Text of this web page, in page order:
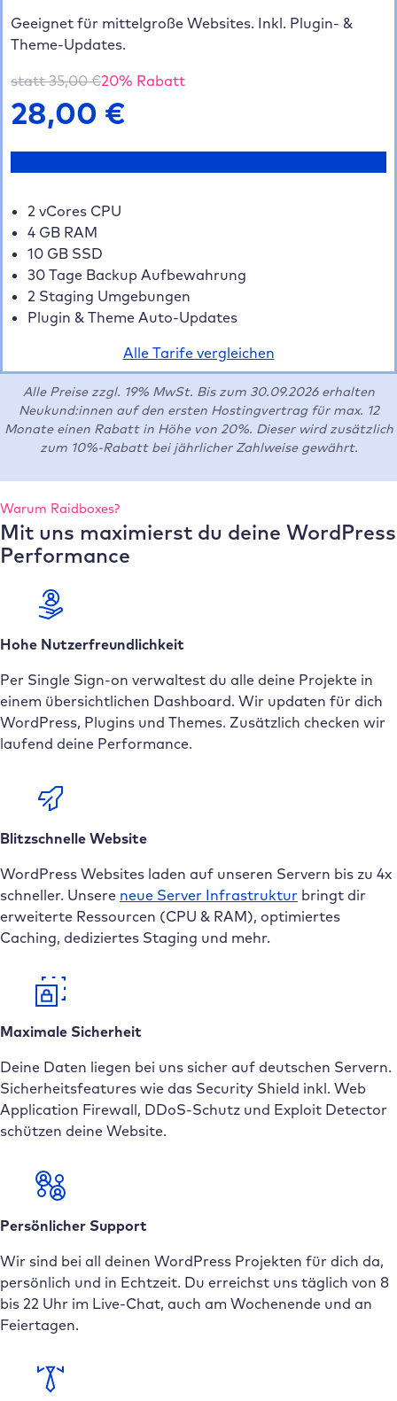
Geeignet für mittelgroße Websites. Inkl. Plugin- &
Theme-Updates.
statt35,00€20% Rabatt
28,00 €
2 vCores CPU
4 GB RAM
10 GB SSD
30 Tage Backup Aufbewahrung
2 Staging Umgebungen
Plugin & Theme Auto-Updates
Alle Tarife vergleichen
Alle Preise zzgl. 19% MwSt. Bis zum 30.09.2026 erhalten
Neukund:innen auf den ersten Hostingvertrag für max. 12
Monate einen Rabatt in Höhe von 20%. Dieser wird zusätzlich
zum 10%-Rabatt bei jährlicher Zahlweise gewährt.
Warum Raidboxes?
Mit uns maximierst du deine WordPress
Performance
Hohe Nutzerfreundlichkeit
Per Single Sign-on verwaltest du alle deine Projekte in
einem übersichtlichen Dashboard. Wir updaten für dich
WordPress, Plugins und Themes. Zusätzlich checken wir
laufend deine Performance.
Blitzschnelle Website
WordPress Websites laden auf unseren Servern bis zu 4x
schneller. Unsere neue Server Infrastruktur bringt dir
erweiterte Ressourcen (CPU & RAM), optimiertes
Caching, dediziertes Staging und mehr.
Maximale Sicherheit
Deine Daten liegen bei uns sicher auf deutschen Servern.
Sicherheitsfeatures wie das Security Shield inkl. Web
Application Firewall, DDoS-Schutz und Exploit Detector
schützen deine Website.
Persönlicher Support
Wir sind bei all deinen WordPress Projekten für dich da,
persönlich und in Echtzeit. Du erreichst uns täglich von 8
bis 22 Uhr im Live-Chat, auch am Wochenende und an
Feiertagen.